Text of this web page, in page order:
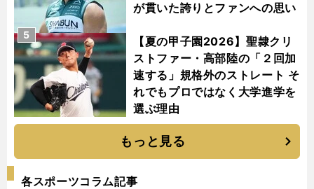
が貫いた誇りとファンへの思い
【夏の甲子園2026】聖隷クリ
ストファー・高部陸の「２回加
速する」規格外のストレート そ
れでもプロではなく大学進学を
選ぶ理由
5
もっと見る
各スポーツコラム記事